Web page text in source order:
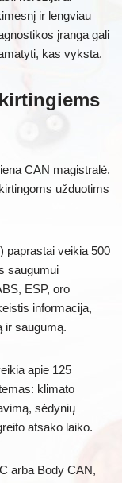
ir lengviau
įranga gali
kas vyksta.
CAN magistralė.
užduotims
paprastai veikia 500
saugumui
ESP, oro
informacija,
ir saugumą.
apie 125
klimato
sėdynių
atsako laiko.
arba Body CAN,